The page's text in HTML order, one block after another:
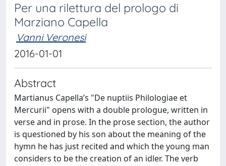
Per una rilettura del prologo di
Marziano Capella
Vanni Veronesi
2016-01-01
Abstract
Martianus Capella’s "De nuptiis Philologiae et
Mercurii" opens with a double prologue, written in
verse and in prose. In the prose section, the author
is questioned by his son about the meaning of the
hymn he has just recited and which the young man
considers to be the creation of an idler. The verb